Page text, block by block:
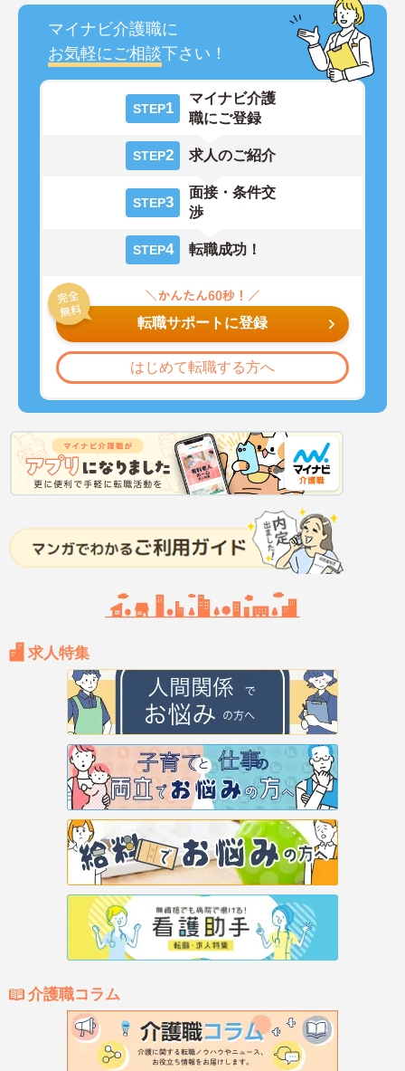
マイナビ介護職に
お気軽にご相談下さい！
STEP1
マイナビ介護
職にご登録
STEP2 求人のご紹介
STEP3
面接・条件交
渉
STEP4 転職成功！
転職サポートに登録
はじめて転職する方へ
求人特集
介護職コラム